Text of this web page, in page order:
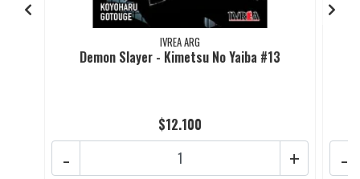
IVREA ARG
Demon Slayer - Kimetsu No Yaiba #13
$12.100
+
- -